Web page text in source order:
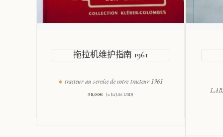
拖拉机维护指南 1961
tracteur au service de votre tracteur 1961
38,00€ (≈ $43.86 USD)